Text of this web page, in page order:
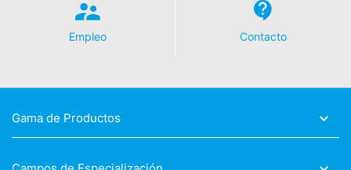
Empleo Contacto
Gama de Productos